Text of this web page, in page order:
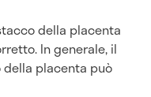
della placenta
In generale, il
placenta può